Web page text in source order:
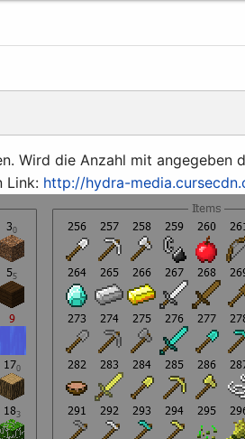
Wird die Anzahl mit angegeben
Link: http://hydra-